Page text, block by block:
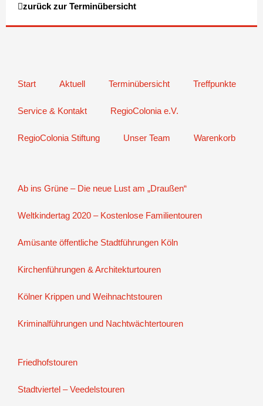
zurück zur Terminübersicht
Start Aktuell Terminübersicht Treffpunkte
Service & Kontakt RegioColonia e.V.
RegioColonia Stiftung Unser Team Warenkorb
Ab ins Grüne – Die neue Lust am „Draußen“
Weltkindertag 2020 – Kostenlose Familientouren
Amüsante öffentliche Stadtführungen Köln
Kirchenführungen & Architekturtouren
Kölner Krippen und Weihnachtstouren
Kriminalführungen und Nachtwächtertouren
Friedhofstouren
Stadtviertel – Veedelstouren